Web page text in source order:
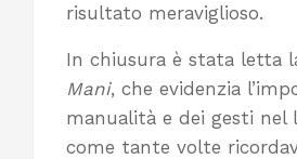
risultato meraviglioso.
In chiusura è stata letta
Mani, che evidenzia
manualità e dei gesti nel
come tante volte